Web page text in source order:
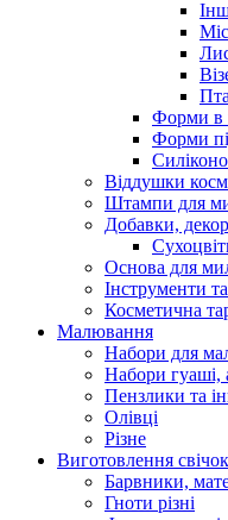
Форми в
Форми
Віддушки
Штампи для
Добавки, декор
Основа для
Інструменти
Косметична
Малювання
Набори для
Набори гуаші,
Пензлики та
Олівці
Різне
Виготовлення свічок
Барвники,
Гноти різні